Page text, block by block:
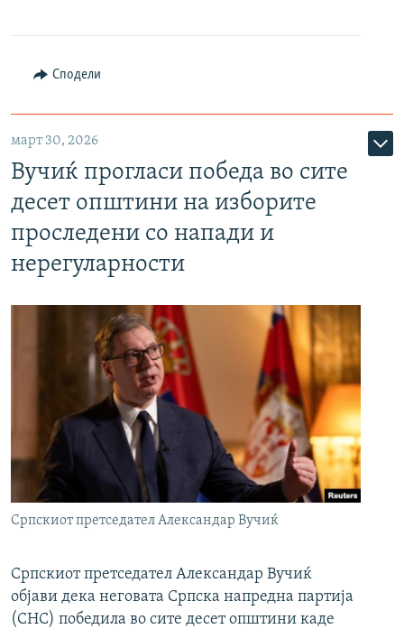
Сподели
март 30, 2026
Вучиќ прогласи победа во сите
десет општини на изборите
проследени со напади и
нерегуларности
Српскиот претседател Александар Вучиќ
Српскиот претседател Александар Вучиќ
објави дека неговата Српска напредна партија
(СНС) победила во сите десет општини каде